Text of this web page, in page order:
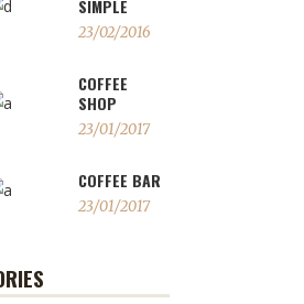
SIMPLE
23/02/2016
COFFEE
SHOP
23/01/2017
COFFEE BAR
23/01/2017